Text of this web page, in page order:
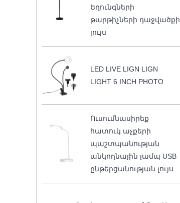
Եղունգների
թարթիչների դաջվածքի
լույս
LED LIVE LIGN LIGN
LIGHT 6 INCH PHOTO
Ուսումնասիրեք
հատուկ աչքերի
պաշտպանության
անկողնային լամպ USB
ընթերցանության լույս